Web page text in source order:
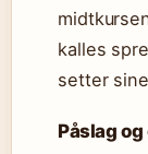
kalles
setter
Påslag og